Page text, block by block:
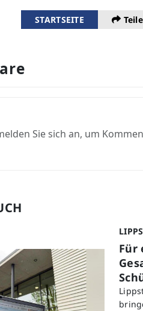
STARTSEITE
Sie sich an, um
Für